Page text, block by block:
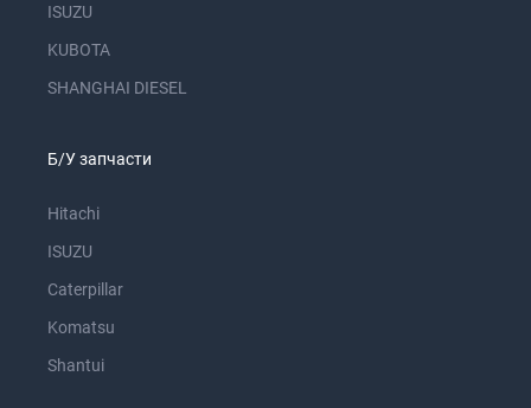
ISUZU
KUBOTA
SHANGHAI DIESEL
Б/У запчасти
Hitachi
ISUZU
Caterpillar
Komatsu
Shantui